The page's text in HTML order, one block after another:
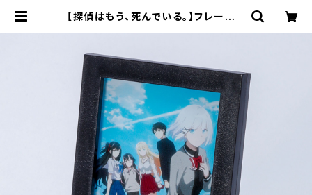
【探偵はもう、死んでいる。】フレームマ